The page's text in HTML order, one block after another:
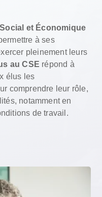
et Économique
à ses
pleinement leurs
au CSE répond à
élus les
comprendre leur rôle,
notamment en
de travail.